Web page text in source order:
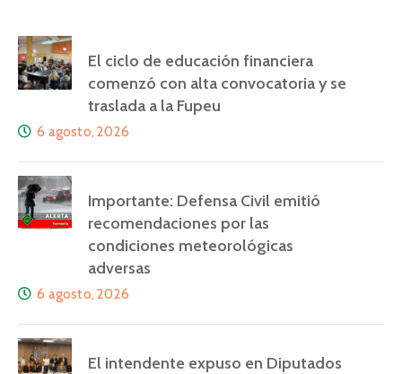
El ciclo de educación financiera
comenzó con alta convocatoria y se
traslada a la Fupeu
6 agosto, 2026
Importante: Defensa Civil emitió
recomendaciones por las
condiciones meteorológicas
adversas
6 agosto, 2026
El intendente expuso en Diputados